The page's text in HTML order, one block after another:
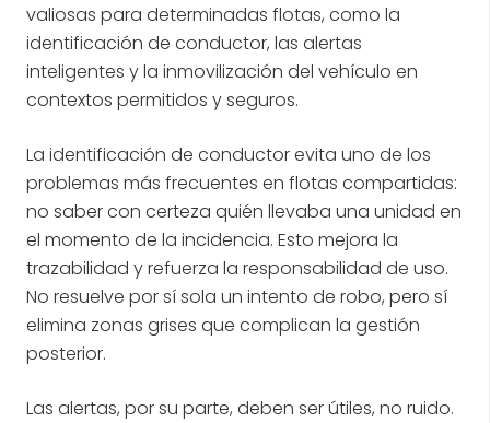
valiosas para determinadas flotas, como la
identificación de conductor, las alertas
inteligentes y la inmovilización del vehículo en
contextos permitidos y seguros.
La identificación de conductor evita uno de los
problemas más frecuentes en flotas compartidas:
no saber con certeza quién llevaba una unidad en
el momento de la incidencia. Esto mejora la
trazabilidad y refuerza la responsabilidad de uso.
No resuelve por sí sola un intento de robo, pero sí
elimina zonas grises que complican la gestión
posterior.
Las alertas, por su parte, deben ser útiles, no ruido.